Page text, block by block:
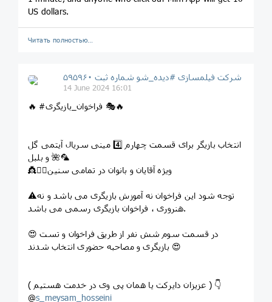
US dollars.
Читать полностью…
شرکت فیلمسازی #دیده_شو شماره ثبت ۵۹۵۹۶۰
14 June 2024 16:01
🔥 #فراخوان_بازیگری 🎭🔥
انتخاب بازیگر برای قسمت چهارم 4️⃣ مینی سریال آیتمی گل
و بلبل 🌺🦜
👸👱‍♂️ویژه آقایان و بانوان در تمامی سنین
⚠️توجه شود این فراخوان نه آموزش بازیگری می باشد و نه
هنروری ، فراخوان بازیگری رسمی می باشد.
😍 در قسمت سوم شش نفر از طریق فراخوان و تست
بازیگری و مصاحبه حضوری انتخاب شدند 😍
( عزیزان دایرکت یا همان پی وی در خدمت هستیم ) 👇
@s_meysam_hosseini